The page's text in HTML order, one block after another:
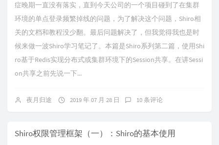
症晚期一直没有落实，直到今天公司的一个项目碰到了在集群
环境的单点登录频繁掉线的问题，为了解决这个问题，Shiro相
关的文档和教程没少翻。最后问题解决了，但我觉得我也是时
候来做一波Shiro学习笔记了。本篇是Shiro系列第二篇，使用Shi
ro基于Redis实现分布式或集群环境下的Session共享。在讲Sessi
on共享之前先说一下...
夜月归途 2019 年 07 月 28 日 10 条评论
Shiro权限管理框架（一）：Shiro的基本使用